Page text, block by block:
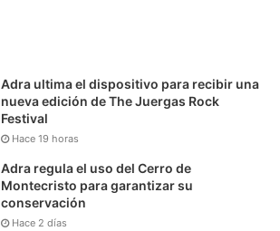
Adra ultima el dispositivo para recibir una
nueva edición de The Juergas Rock
Festival
Hace 19 horas
Adra regula el uso del Cerro de
Montecristo para garantizar su
conservación
Hace 2 días